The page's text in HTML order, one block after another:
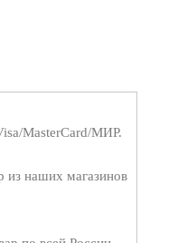
MasterCard/МИР.
из наших магазинов